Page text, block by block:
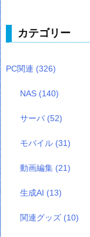
カテゴリー
PC関連 (326)
NAS (140)
サーバ (52)
モバイル (31)
動画編集 (21)
生成AI (13)
関連グッズ (10)